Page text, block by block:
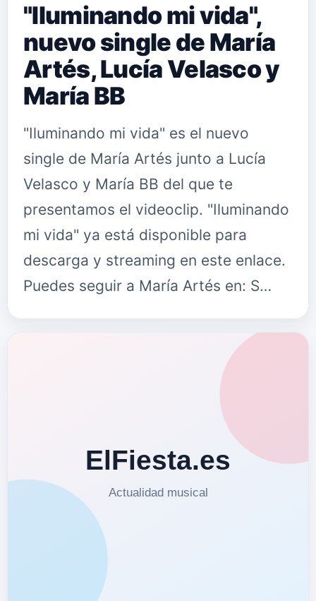
"Iluminando mi vida",
nuevo single de María
Artés, Lucía Velasco y
María BB
"Iluminando mi vida" es el nuevo
single de María Artés junto a Lucía
Velasco y María BB del que te
presentamos el videoclip. "Iluminando
mi vida" ya está disponible para
descarga y streaming en este enlace.
Puedes seguir a María Artés en: S…